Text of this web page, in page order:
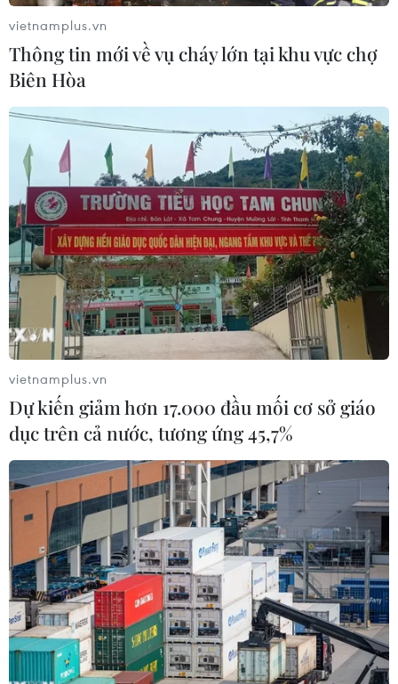
Xử cựu lãnh đạo Bình Dương: Mở công ty
“sân sau” thâu tóm "đất vàng"
Là bị cáo duy nhất bị cách ly, khi bị Hội đồng xét xử
thẩm vấn, bị cáo Nguyễn Đại Dương không thừa nhận
nhiều hành vi như cáo buộc, đặc biệt là việc đồng
phạm trong thâu tóm "đất vàng."
Xử cựu lãnh đạo Bình Dương: Làm rõ sai
phạm về quản lý 2 khu đất vàng
17/08/2022 12:39
Năm 2006, bị cáo Trần Văn Nam (khi đó là Phó Chủ
tịch UBND tỉnh Bình Dương) đã ký các quyết định giao
hai khu đất 43ha và 145ha cho Tổng Công ty Bình
vietnamplus.vn
Thông tin mới về vụ cháy lớn tại khu vực chợ
Biên Hòa
vietnamplus.vn
Dự kiến giảm hơn 17.000 đầu mối cơ sở giáo
dục trên cả nước, tương ứng 45,7%